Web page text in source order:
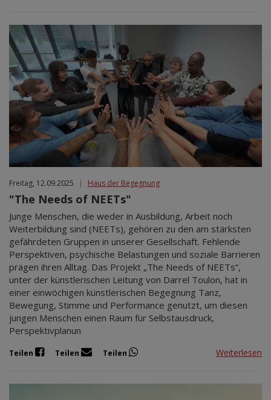
Freitag, 12.09.2025 | Haus der Begegnung
"The Needs of NEETs"
Junge Menschen, die weder in Ausbildung, Arbeit noch
Weiterbildung sind (NEETs), gehören zu den am stärksten
gefährdeten Gruppen in unserer Gesellschaft. Fehlende
Perspektiven, psychische Belastungen und soziale Barrieren
prägen ihren Alltag. Das Projekt „The Needs of NEETs“,
unter der künstlerischen Leitung von Darrel Toulon, hat in
einer einwöchigen künstlerischen Begegnung Tanz,
Bewegung, Stimme und Performance genutzt, um diesen
jungen Menschen einen Raum für Selbstausdruck,
Perspektivplanun
Teilen Teilen Teilen Weiterlesen